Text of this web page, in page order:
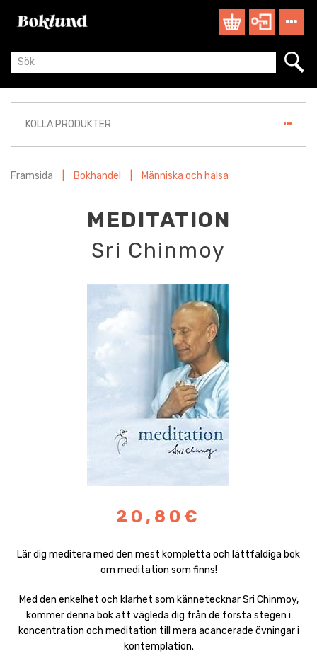
KOLLA PRODUKTER
Framsida Bokhandel Människa och hälsa
MEDITATION
Sri Chinmoy
20,80€
Lär dig meditera med den mest kompletta och lättfaldiga bok
om meditation som finns!
Med den enkelhet och klarhet som kännetecknar Sri Chinmoy,
kommer denna bok att vägleda dig från de första stegen i
koncentration och meditation till mera acancerade övningar i
kontemplation.